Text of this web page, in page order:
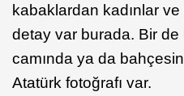
kabaklardan kadınlar
detay var burada. Bir
camında ya da
Atatürk fotoğrafı var.